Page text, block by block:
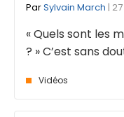
ParSylvain March |
« Quels sont les
? » C’est sans
Vidéos